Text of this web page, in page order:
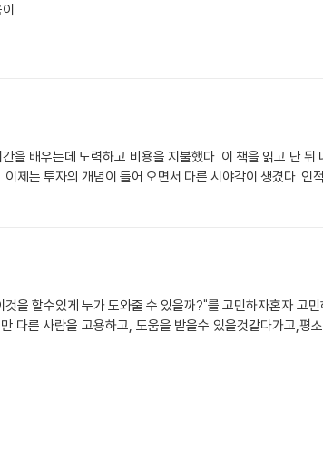
을 배우는데 노력하고 비용을 지불했다. 이 책을 읽고 난
제는 투자의 개념이 들어 오면서 다른 시야각이 생겼다. 인
을 할수있게 누가 도와줄 수 있을까?"를 고민하자혼자 고
다른 사람을 고용하고, 도움을 받을수 있을것같다가고,평